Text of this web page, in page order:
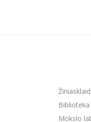
Biblioteka
Mokslo